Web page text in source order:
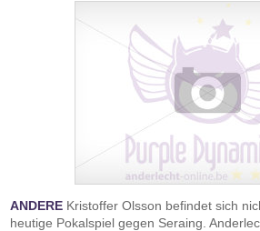
ANDERE Kristoffer Olsson befindet sich
heutige Pokalspiel gegen Seraing.